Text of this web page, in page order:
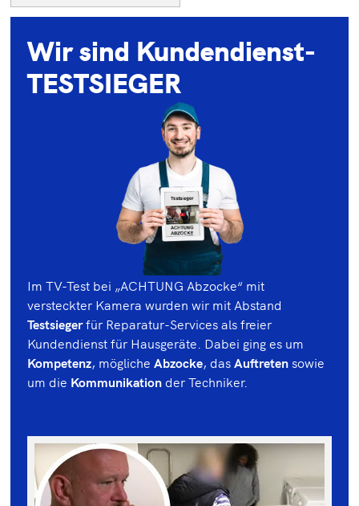
Wir sind Kundendienst-
TESTSIEGER
Im TV-Test bei „ACHTUNG Abzocke“ mit
versteckter Kamera wurden wir mit Abstand
Testsiegerfür Reparatur-Services als freier
Kundendienst für Hausgeräte. Dabei ging es um
Kompetenz, möglicheAbzocke, dasAuftretensowie
um die Kommunikationder Techniker.